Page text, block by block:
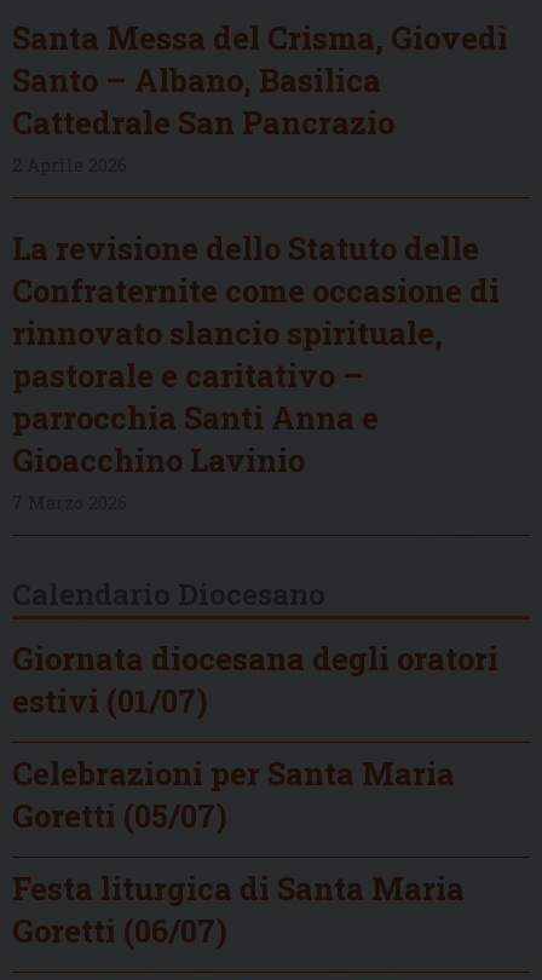
Santa Messa del Crisma, Giovedì
Santo – Albano, Basilica
Cattedrale San Pancrazio
La revisione dello Statuto delle
Confraternite come occasione di
rinnovato slancio spirituale,
pastorale e caritativo –
parrocchia Santi Anna e
Gioacchino Lavinio
Giornata diocesana degli oratori
estivi (01/07)
Celebrazioni per Santa Maria
Goretti (05/07)
Festa liturgica di Santa Maria
Goretti (06/07)